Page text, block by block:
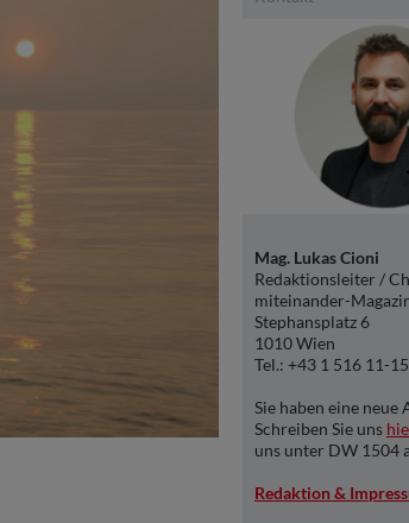
Mag. Lukas Cioni
Redaktionsleiter /
miteinander-
Stephansplatz 6
1010 Wien
Tel.: +43 1 516 11-
Sie haben eine neue
Schreiben Sie uns
uns unter DW 1504
Redaktion &